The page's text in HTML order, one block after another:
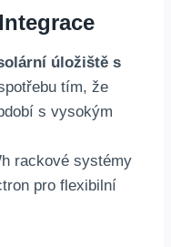
úložiště s
tím, že
s vysokým
rackové systémy
pro flexibilní